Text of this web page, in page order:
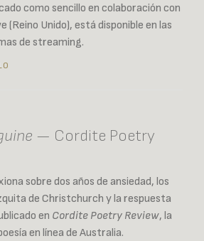
como sencillo en colaboración con
(Reino Unido), está disponible en las
de streaming.
— Cordite Poetry
sobre dos años de ansiedad, los
de Christchurch y la respuesta
en Cordite Poetry Review, la
en línea de Australia.